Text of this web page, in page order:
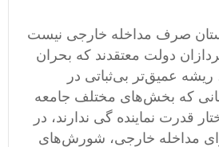
صرف مداخله خارجی نیست
دولت معتقدند که بحران
عمیق‌تر بی‌ثباتی در
که بخش‌های مختلف جامعه
قدرت نماینده گی ندارند، در
مداخله خارجی، شورش‌های